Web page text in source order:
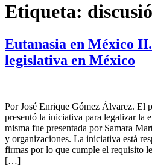
Etiqueta:
Eutanasia en México
legislativa en México
Por José Enrique Gómez Álvarez. El
presentó la iniciativa para legalizar la
misma fue presentada por Samara
y organizaciones. La iniciativa está
firmas por lo que cumple el requisito
[…]